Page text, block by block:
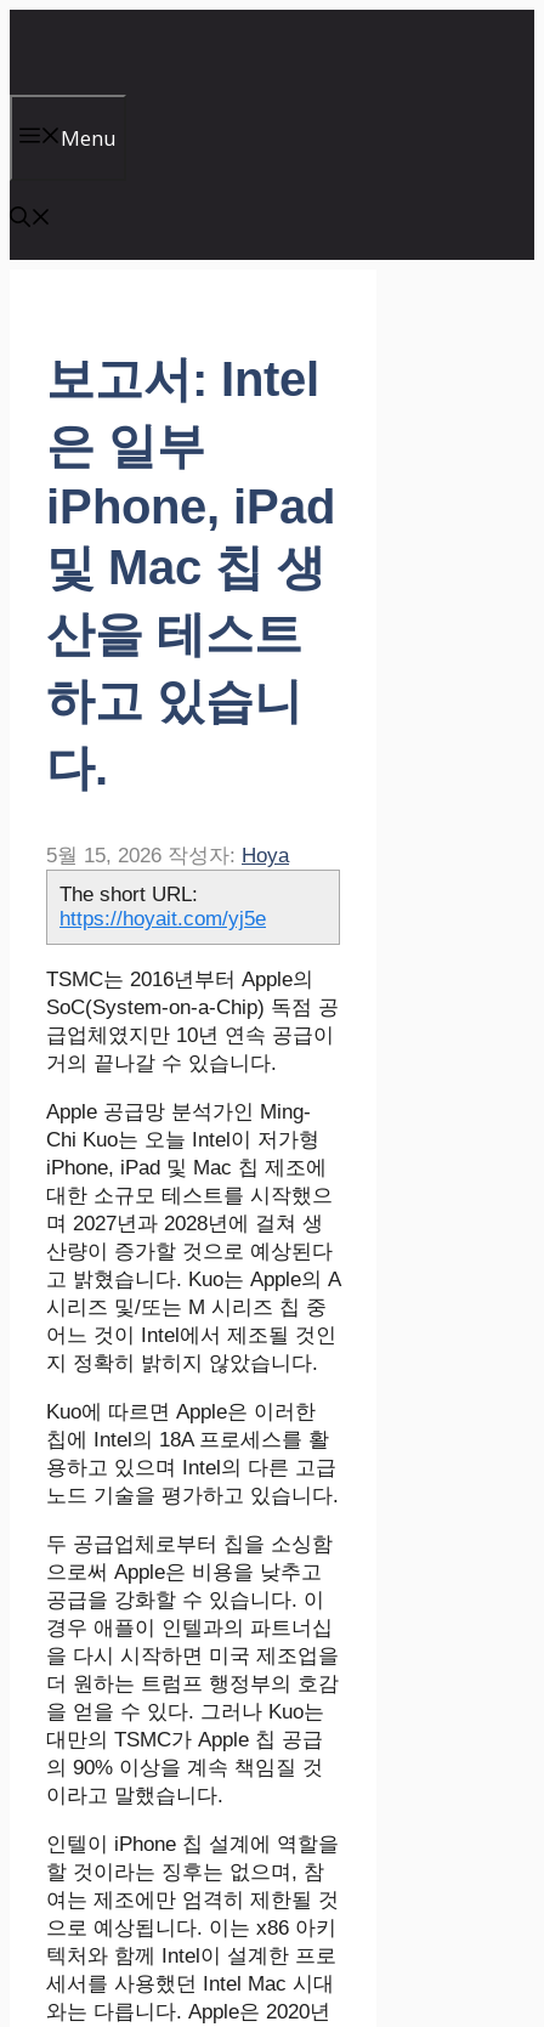
건
기
Menu
보고서: Intel
은 일부
iPhone, iPad
및 Mac 칩 생
산을 테스트
하고 있습니
다.
5월 15, 2026 작성자: Hoya
The short URL:
https://hoyait.com/yj5e
TSMC는 2016년부터 Apple의
SoC(System-on-a-Chip) 독점 공
급업체였지만 10년 연속 공급이
거의 끝나갈 수 있습니다.
Apple 공급망 분석가인 Ming-
Chi Kuo는 오늘 Intel이 저가형
iPhone, iPad 및 Mac 칩 제조에
대한 소규모 테스트를 시작했으
며 2027년과 2028년에 걸쳐 생
산량이 증가할 것으로 예상된다
고 밝혔습니다. Kuo는 Apple의 A
시리즈 및/또는 M 시리즈 칩 중
어느 것이 Intel에서 제조될 것인
지 정확히 밝히지 않았습니다.
Kuo에 따르면 Apple은 이러한
칩에 Intel의 18A 프로세스를 활
용하고 있으며 Intel의 다른 고급
노드 기술을 평가하고 있습니다.
두 공급업체로부터 칩을 소싱함
으로써 Apple은 비용을 낮추고
공급을 강화할 수 있습니다. 이
경우 애플이 인텔과의 파트너십
을 다시 시작하면 미국 제조업을
더 원하는 트럼프 행정부의 호감
을 얻을 수 있다. 그러나 Kuo는
대만의 TSMC가 Apple 칩 공급
의 90% 이상을 계속 책임질 것
이라고 말했습니다.
인텔이 iPhone 칩 설계에 역할을
할 것이라는 징후는 없으며, 참
여는 제조에만 엄격히 제한될 것
으로 예상됩니다. 이는 x86 아키
텍처와 함께 Intel이 설계한 프로
세서를 사용했던 Intel Mac 시대
와는 다릅니다. Apple은 2020년